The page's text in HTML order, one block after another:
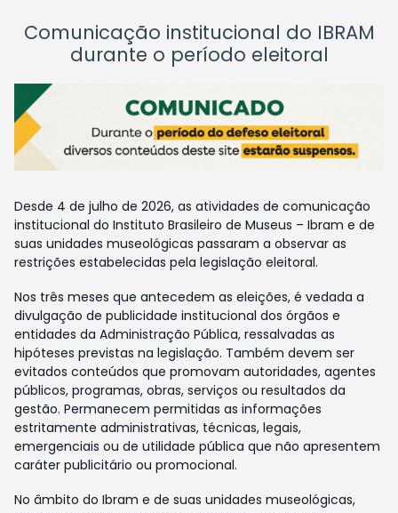
Comunicação institucional do IBRAM
durante o período eleitoral
Desde 4 de julho de 2026, as atividades de comunicação
institucional do Instituto Brasileiro de Museus – Ibram e de
suas unidades museológicas passaram a observar as
restrições estabelecidas pela legislação eleitoral.
Nos três meses que antecedem as eleições, é vedada a
divulgação de publicidade institucional dos órgãos e
entidades da Administração Pública, ressalvadas as
hipóteses previstas na legislação. Também devem ser
evitados conteúdos que promovam autoridades, agentes
públicos, programas, obras, serviços ou resultados da
gestão. Permanecem permitidas as informações
estritamente administrativas, técnicas, legais,
emergenciais ou de utilidade pública que não apresentem
caráter publicitário ou promocional.
No âmbito do Ibram e de suas unidades museológicas,